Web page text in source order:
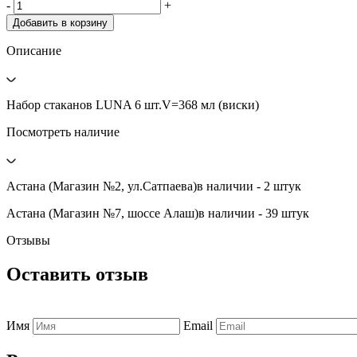
-
+
Добавить в корзину
Описание
Набор стаканов LUNA 6 шт.V=368 мл (виски)
Посмотреть наличие
Астана (Магазин №2, ул.Сатпаева)в наличии - 2 штук
Астана (Магазин №7, шоссе Алаш)в наличии - 39 штук
Отзывы
Оставить отзыв
Имя Email